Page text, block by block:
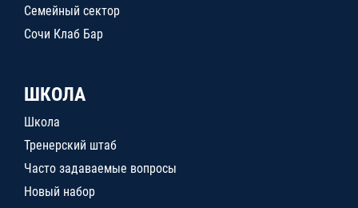
Семейный сектор
Сочи Клаб Бар
ШКОЛА
Школа
Тренерский штаб
Часто задаваемые вопросы
Новый набор